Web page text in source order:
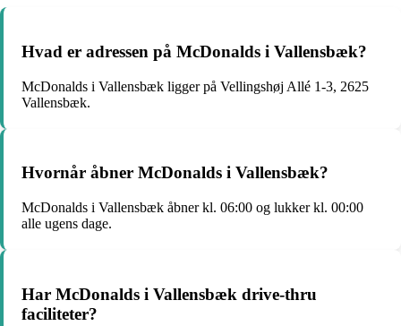
Hvad er adressen på McDonalds i Vallensbæk?
McDonalds i Vallensbæk ligger på Vellingshøj Allé 1-3, 2625
Vallensbæk.
Hvornår åbner McDonalds i Vallensbæk?
McDonalds i Vallensbæk åbner kl. 06:00 og lukker kl. 00:00
alle ugens dage.
Har McDonalds i Vallensbæk drive-thru
faciliteter?